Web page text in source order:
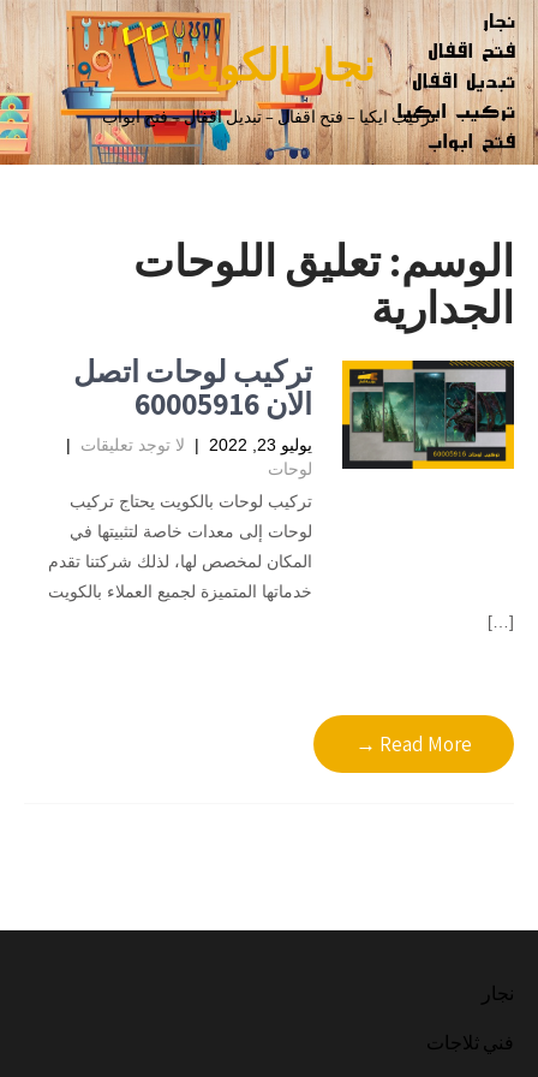
نجار الكويت
تركيب ايكيا – فتح اقفال – تبديل اقفال – فتح ابواب
الوسم:تعليق اللوحات
الجدارية
تركيب لوحات اتصل
الان 60005916
يوليو 23, 2022 | لا توجد تعليقات
|
لوحات
تركيب لوحات بالكويت يحتاج تركيب
لوحات إلى معدات خاصة لتثبيتها في
المكان لمخصص لها، لذلك شركتنا تقدم
خدماتها المتميزة لجميع العملاء بالكويت
[…]
Read More →
نجار
فني ثلاجات